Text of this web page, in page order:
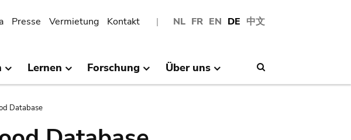
NL FR EN DE 中文
Presse Vermietung Kontakt
Lernen Forschung Über uns
Database